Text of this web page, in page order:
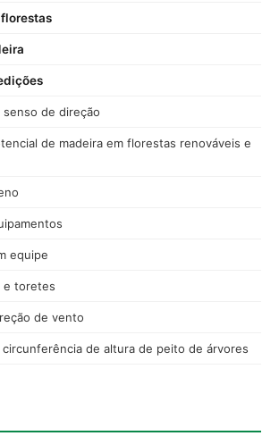
senso de direção
de madeira em florestas renováveis e
equipe
e toretes
de vento
de altura de peito de árvores